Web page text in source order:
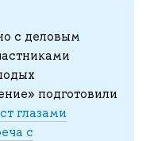
с деловым
подготовили
глазами
с